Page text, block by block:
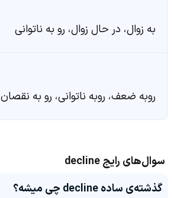
به زوال، در حال زوال، رو به ناتوانی
روبه ضعف، روبه ناتوانی، رو به نقصان
سوال‌های رایج decline
گذشته‌ی ساده decline چی میشه؟